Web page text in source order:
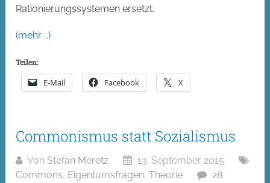
Rationierungssystemen ersetzt.
(mehr …)
Teilen:
E-Mail Facebook X
Commonismus statt Sozialismus
Von Stefan Meretz
13. September 2015
Commons, Eigentumsfragen,Theorie
28